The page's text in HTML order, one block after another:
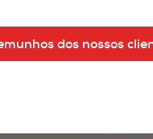
dos nossos